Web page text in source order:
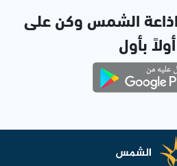
الشمس وكن على
بأول